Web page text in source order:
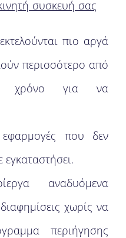
συσκευή σας
πιο αργά
περισσότερο από
χρόνο για να
εφαρμογές που δεν
εγκαταστήσει.
αναδυόμενα
χωρίς να
περιήγησης